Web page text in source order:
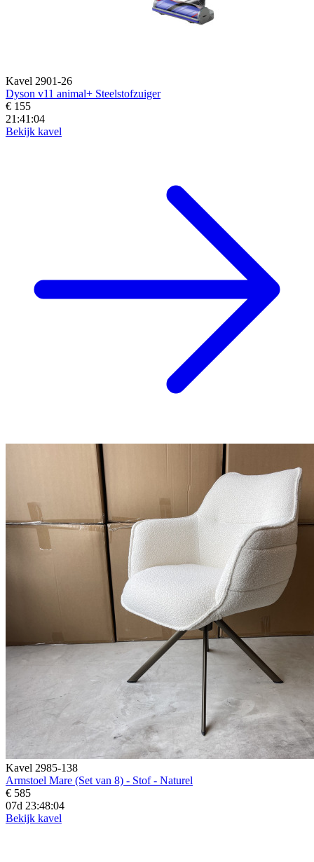
Kavel 2901-26
Dyson v11 animal+ Steelstofzuiger
€ 155
21:41:02
Bekijk kavel
Kavel 2985-138
Armstoel Mare (Set van 8) - Stof - Naturel
€ 585
07d 23:48:02
Bekijk kavel